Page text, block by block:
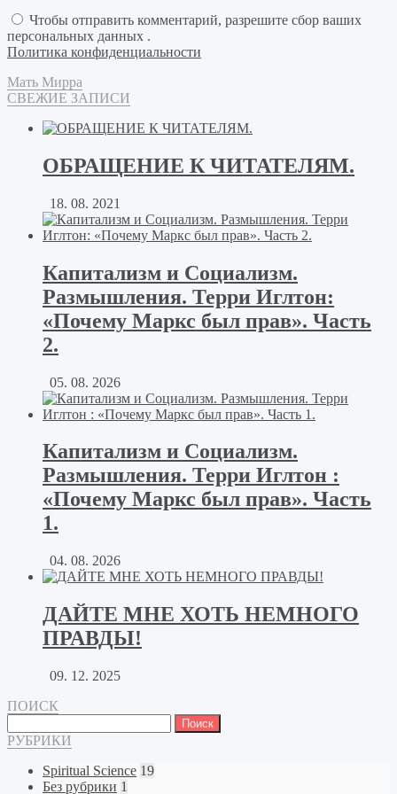
Чтобы отправить комментарий, разрешите сбор ваших
персональных данных .
Политика конфиденциальности
Мать Мирра
СВЕЖИЕ ЗАПИСИ
ОБРАЩЕНИЕ К ЧИТАТЕЛЯМ.
18. 08. 2021
Капитализм и Социализм.
Размышления. Терри Иглтон:
«Почему Маркс был прав». Часть
2.
05. 08. 2026
Капитализм и Социализм.
Размышления. Терри Иглтон :
«Почему Маркс был прав». Часть
1.
04. 08. 2026
ДАЙТЕ МНЕ ХОТЬ НЕМНОГО
ПРАВДЫ!
09. 12. 2025
ПОИСК
РУБРИКИ
Spiritual Science 19
Без рубрики 1